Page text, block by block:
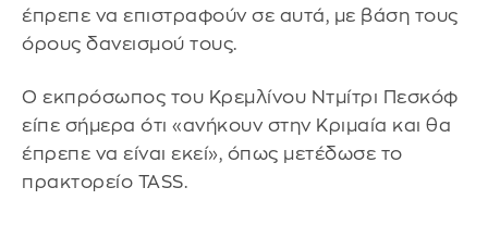
έπρεπε να επιστραφούν σε αυτά, με βάση τους
όρους δανεισμού τους.
Ο εκπρόσωπος του Κρεμλίνου Ντμίτρι Πεσκόφ
είπε σήμερα ότι «ανήκουν στην Κριμαία και θα
έπρεπε να είναι εκεί», όπως μετέδωσε το
πρακτορείο TASS.